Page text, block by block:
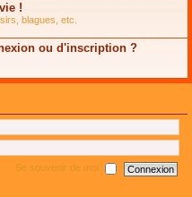
!
blagues, etc.
ou d'inscription ?
Se souvenir de moi